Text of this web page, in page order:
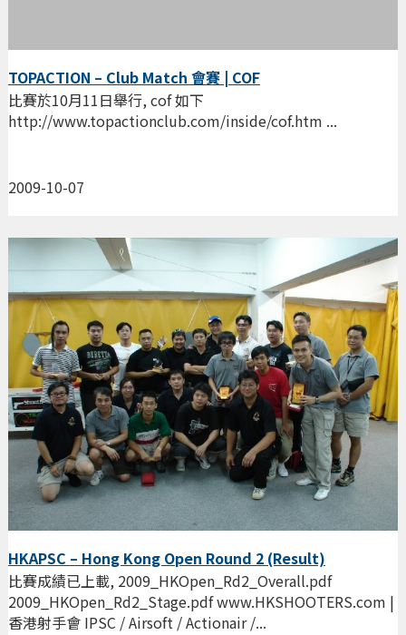
TOPACTION – Club Match 會賽 | COF
2009-10-07
比賽於10月11日舉行, cof 如下
http://www.topactionclub.com/inside/cof.htm ...
HKAPSC – Hong Kong Open Round 2 (Result)
比賽成績已上載, 2009_HKOpen_Rd2_Overall.pdf
2009_HKOpen_Rd2_Stage.pdf www.HKSHOOTERS.com |
香港射手會 IPSC / Airsoft / Actionair /...